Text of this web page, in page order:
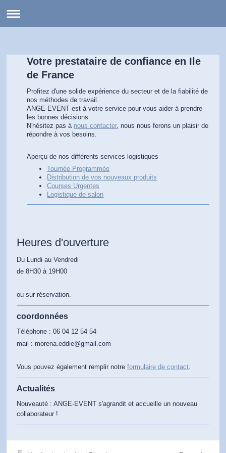
Votre prestataire de confiance en Ile
de France
Profitez d'une solide expérience du secteur et de la fiabilité de
nos méthodes de travail.
ANGE-EVENT est à votre service pour vous aider à prendre
les bonnes décisions.
N'hésitez pas à nous contacter, nous nous ferons un plaisir de
répondre à vos besoins.
Aperçu de nos différents services logistiques
Tournée Programmée
Distribution de vos nouveaux produits
Courses Urgentes
Logistique de salon
Heures d'ouverture
Du Lundi au Vendredi
de 8H30 à 19H00
ou sur réservation.
coordonnées
Téléphone : 06 04 12 54 54
mail : morena.eddie@gmail.com
Vous pouvez également remplir notreformulaire de contact.
Actualités
Nouveauté : ANGE-EVENT s'agrandit et accueille un nouveau
collaborateur !